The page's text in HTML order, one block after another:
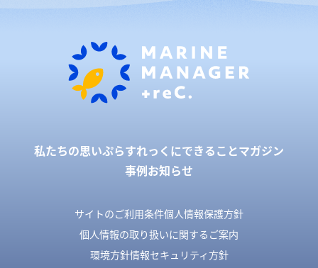
私たちの思いぷらすれっくにできることマガジン
事例お知らせ
サイトのご利用条件個人情報保護方針
個人情報の取り扱いに関するご案内
環境方針情報セキュリティ方針